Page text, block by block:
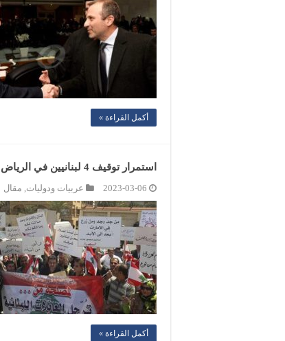
أكمل القراءة »
استمرار توقيف 4 لبنانيين في الرياض و15 في الإمارات
2023-03-06 عربيات ودوليات, مقال
أكمل القراءة »